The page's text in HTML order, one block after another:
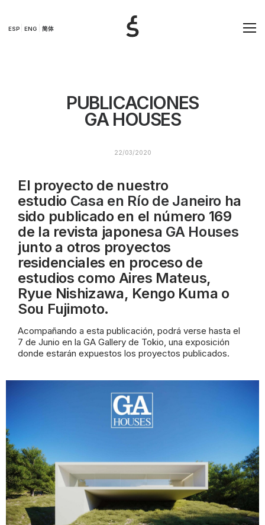
ESP ENG 简体
PUBLICACIONES
GA HOUSES
22/03/2020
El proyecto de nuestro
estudio Casa en Río de Janeiro ha
sido publicado en el número 169
de la revista japonesa GA Houses
junto a otros proyectos
residenciales en proceso de
estudios como Aires Mateus,
Ryue Nishizawa, Kengo Kuma o
Sou Fujimoto.
Acompañando a esta publicación, podrá verse hasta el
7 de Junio en la GA Gallery de Tokio, una exposición
donde estarán expuestos los proyectos publicados.